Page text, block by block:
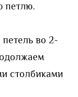
петлю.
во 2-
столбиками